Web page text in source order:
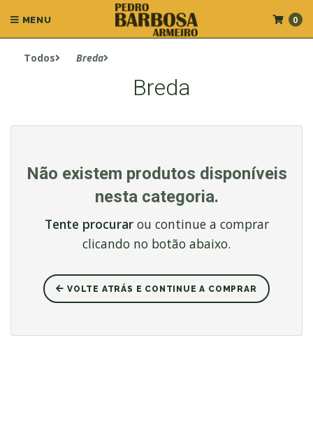
MENU 0
Todos Breda
Breda
Não existem produtos disponíveis
nesta categoria.
Tente procurarou continue a comprar
clicando no botão abaixo.
VOLTE ATRÁS E CONTINUE A COMPRAR